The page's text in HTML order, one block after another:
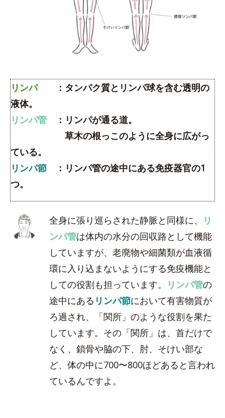
リンパ：タンパク質とリンパ球を含む透明の
液体。
リンパ管 ：リンパが通る道。
草木の根っこのように全身に広がっ
ている。
リンパ節 ：リンパ管の途中にある免疫器官の1
つ。
全身に張り巡らされた静脈と同様に、
リ
ンパ管は体内の水分の回収路として機能
していますが、老廃物や細菌類が血液循
環に入り込まないようにする免疫機能と
しての役割も担っています。
リンパ管の
途中にある リンパ節において有害物質が
ろ過され、「関所」のような役割を果た
しています。その「関所」は、首だけで
なく、鎖骨や脇の下、肘、そけい部な
ど、体の中に700〜800ほどあると言われ
ているんですよ。